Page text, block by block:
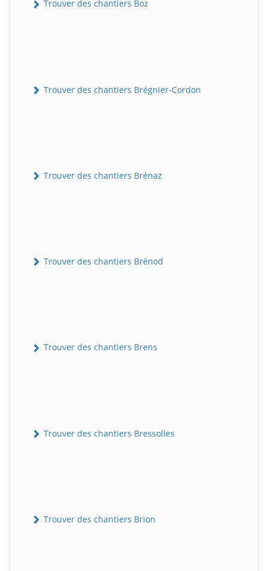
Trouver des chantiers Boz
Trouver des chantiers Brégnier-Cordon
Trouver des chantiers Brénaz
Trouver des chantiers Brénod
Trouver des chantiers Brens
Trouver des chantiers Bressolles
Trouver des chantiers Brion